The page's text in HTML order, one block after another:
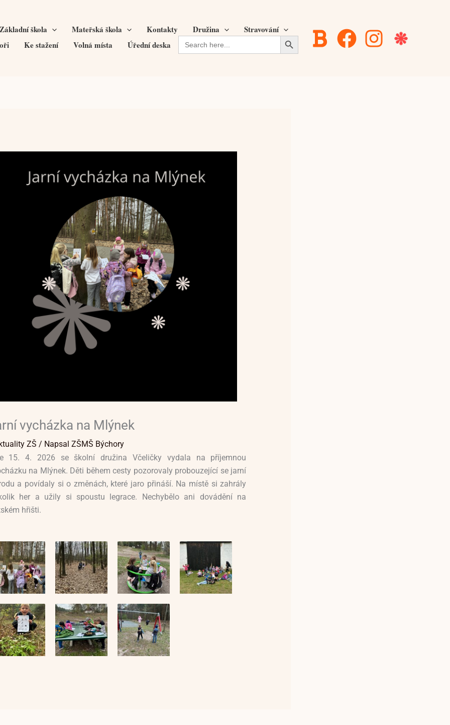
Základní škola Mateřská škola Kontakty Družina
Stravování
Ke stažení Volná místa Úřední deska Search
for:
Search Button
vycházka na Mlýnek
ZŠ / Napsal ZŠMŠ Býchory
15. 4. 2026 se školní družina Včeličky vydala na příjemnou
na Mlýnek. Děti během cesty pozorovaly probouzející se jarní
a povídaly si o změnách, které jaro přináší. Na místě si zahrály
her a užily si spoustu legrace. Nechybělo ani dovádění na
hřišti.